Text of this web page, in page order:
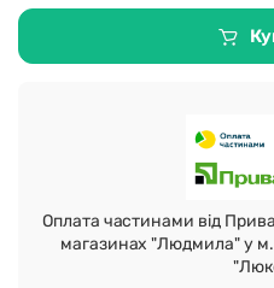
Оплата частинами від
магазинах "Людмила" у